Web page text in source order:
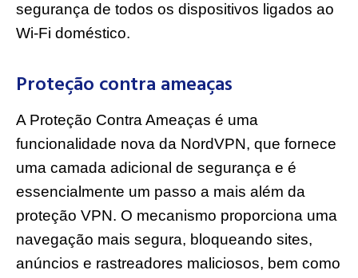
segurança de todos os dispositivos ligados ao
Wi-Fi doméstico.
Proteção contra ameaças
A Proteção Contra Ameaças é uma
funcionalidade nova da NordVPN, que fornece
uma camada adicional de segurança e é
essencialmente um passo a mais além da
proteção VPN. O mecanismo proporciona uma
navegação mais segura, bloqueando sites,
anúncios e rastreadores maliciosos, bem como